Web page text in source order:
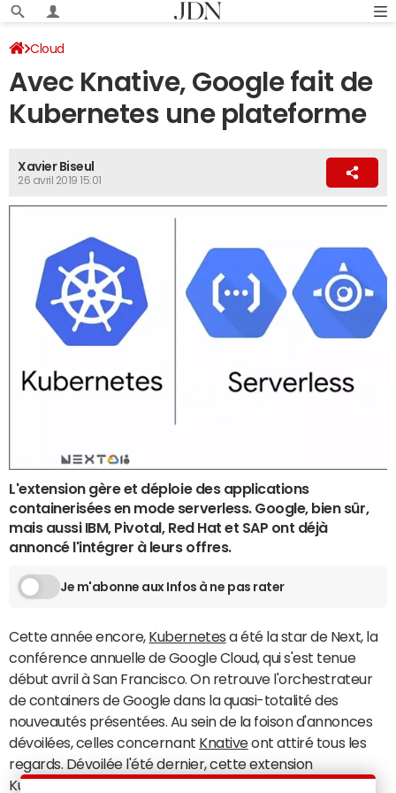
Cloud
Avec Knative, Google fait de
Kubernetes une plateforme
Xavier Biseul
26 avril 2019 15:01
L'extension gère et déploie des applications
containerisées en mode serverless. Google, bien sûr,
mais aussi IBM, Pivotal, Red Hat et SAP ont déjà
annoncé l'intégrer à leurs offres.
Je m'abonne aux Infos à ne pas rater
Cette année encore, Kubernetes a été la star de Next, la
conférence annuelle de Google Cloud, qui s'est tenue
début avril à San Francisco. On retrouve l'orchestrateur
de containers de Google dans la quasi-totalité des
nouveautés présentées. Au sein de la foison d'annonces
dévoilées, celles concernant Knativeont attiré tous les
regards. Dévoilée l'été dernier, cette extension
Kubernetes permet aux développeurs de déployer des